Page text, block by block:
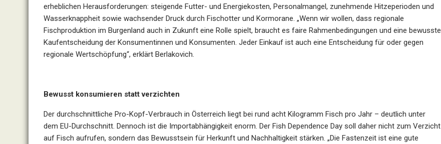
erheblichen Herausforderungen: steigende Futter- und Energiekosten, Personalmangel, zunehmende Hitzeperioden und
Wasserknappheit sowie wachsender Druck durch Fischotter und Kormorane. „Wenn wir wollen, dass regionale
Fischproduktion im Burgenland auch in Zukunft eine Rolle spielt, braucht es faire Rahmenbedingungen und eine bewusste
Kaufentscheidung der Konsumentinnen und Konsumenten. Jeder Einkauf ist auch eine Entscheidung für oder gegen
regionale Wertschöpfung“, erklärt Berlakovich.
Bewusst konsumieren statt verzichten
Der durchschnittliche Pro-Kopf-Verbrauch in Österreich liegt bei rund acht Kilogramm Fisch pro Jahr – deutlich unter
dem EU-Durchschnitt. Dennoch ist die Importabhängigkeit enorm. Der Fish Dependence Day soll daher nicht zum Verzicht
auf Fisch aufrufen, sondern das Bewusstsein für Herkunft und Nachhaltigkeit stärken. „Die Fastenzeit ist eine gute